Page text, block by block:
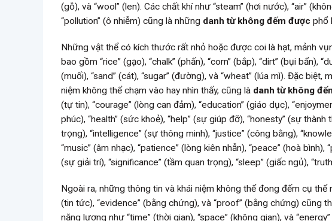
(gỗ), và “wool” (len). Các chất khí như “steam” (hơi nước), “air”
“pollution” (ô nhiễm) cũng là những danh từ không đếm được phổ
Những vật thể có kích thước rất nhỏ hoặc được coi là hạt, mảnh
bao gồm “rice” (gạo), “chalk” (phấn), “corn” (bắp), “dirt” (bụi bẩn),
(muối), “sand” (cát), “sugar” (đường), và “wheat” (lúa mì). Đặc biệt,
niệm không thể chạm vào hay nhìn thấy, cũng là danh từ không
(tự tin), “courage” (lòng can đảm), “education” (giáo dục),
phúc), “health” (sức khoẻ), “help” (sự giúp đỡ), “honesty” (sự
trọng), “intelligence” (sự thông minh), “justice” (công bằng),
“music” (âm nhạc), “patience” (lòng kiên nhẫn), “peace” (hoà
(sự giải trí), “significance” (tầm quan trọng), “sleep” (giấc ngủ),
Ngoài ra, những thông tin và khái niệm không thể đong đếm cụ thể
(tin tức), “evidence” (bằng chứng), và “proof” (bằng chứng) cũng
năng lượng như “time” (thời gian), “space” (không gian), và